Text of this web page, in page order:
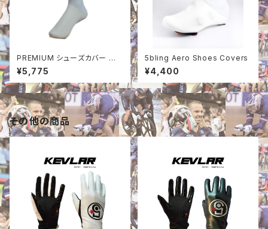
PREMIUM シューズカバー WH
ITE
¥5,775
5bling Aero Shoes Covers
¥4,400
その他の商品